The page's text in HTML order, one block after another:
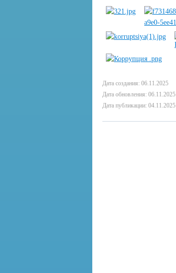
Дата создания: 06.11.2025
Дата обновления: 06.11.2025
Дата публикации: 04.11.2025